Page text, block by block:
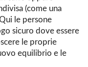
(come una
le persone
sicuro dove essere
le proprie
equilibrio e le